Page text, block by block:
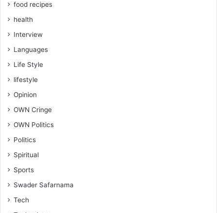
food recipes
health
Interview
Languages
Life Style
lifestyle
Opinion
OWN Cringe
OWN Politics
Politics
Spiritual
Sports
Swader Safarnama
Tech